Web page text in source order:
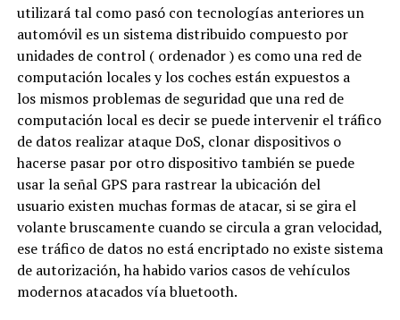
utilizará tal como pasó con tecnologías anteriores un
automóvil es un sistema distribuido compuesto por
unidades de control ( ordenador ) es como una red de
computación locales y los coches están expuestos a
los mismos problemas de seguridad que una red de
computación local es decir se puede intervenir el tráfico
de datos realizar ataque DoS, clonar dispositivos o
hacerse pasar por otro dispositivo también se puede
usar la señal GPS para rastrear la ubicación del
usuario existen muchas formas de atacar, si se gira el
volante bruscamente cuando se circula a gran velocidad,
ese tráfico de datos no está encriptado no existe sistema
de autorización, ha habido varios casos de vehículos
modernos atacados vía bluetooth.